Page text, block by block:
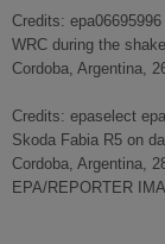
Credits:
WRC during the
Cordoba, Argentina,
Credits: epaselect
Skoda Fabia R5 on
Cordoba, Argentina,
EPA/REPORTER